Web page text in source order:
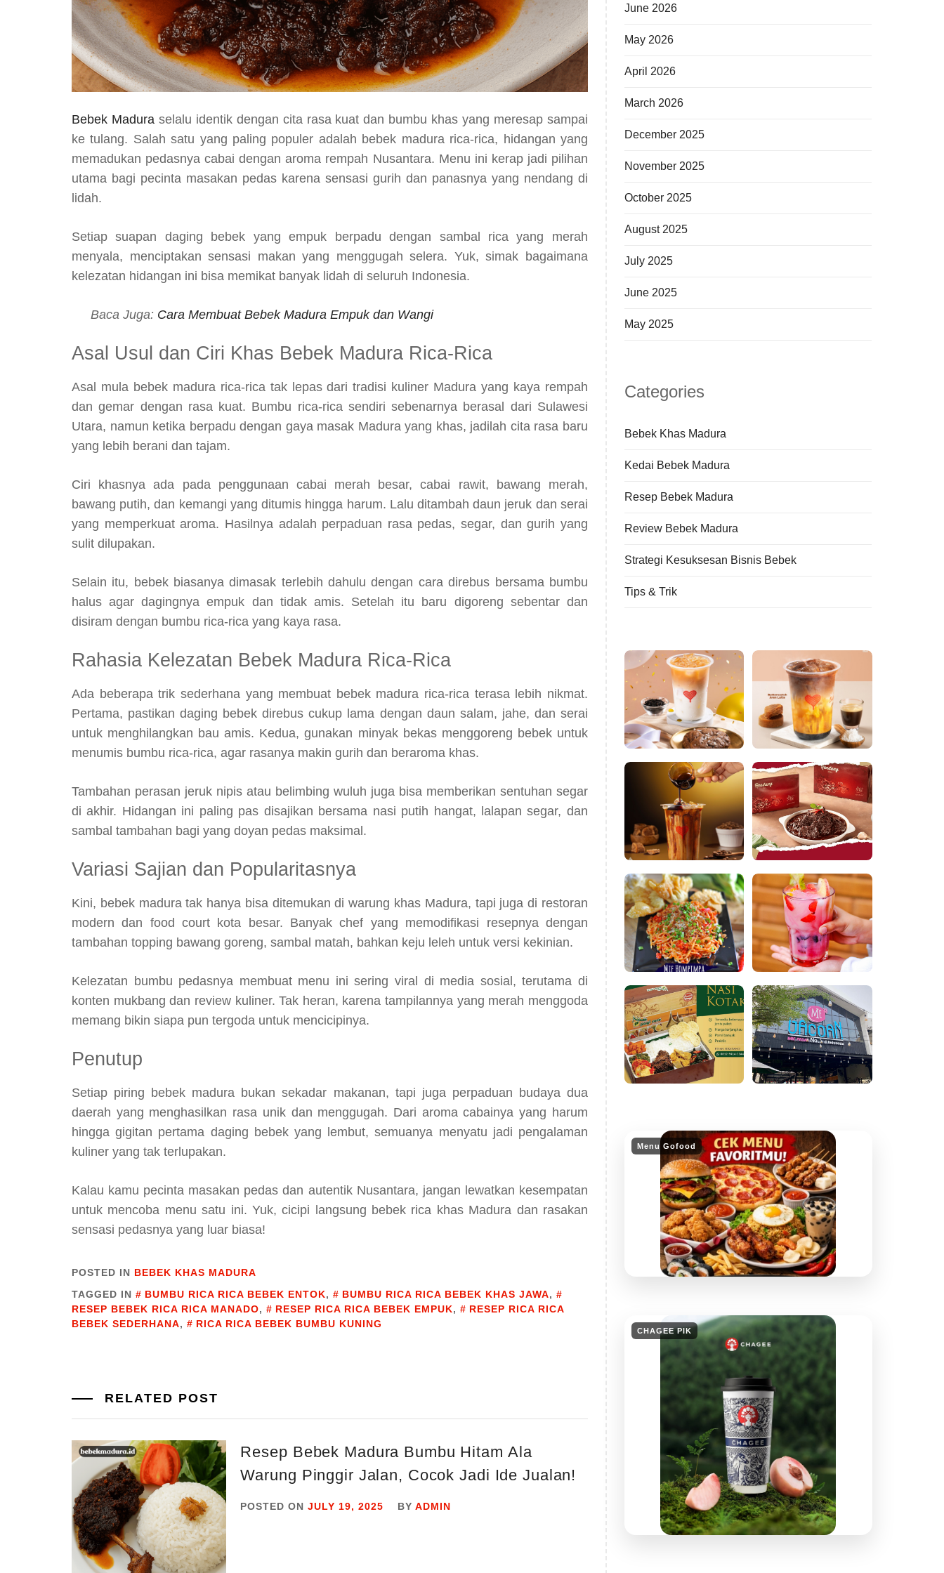
Bebek Madura selalu identik dengan cita rasa kuat dan bumbu khas yang meresap sampai
ke tulang. Salah satu yang paling populer adalah bebek madura rica-rica, hidangan yang
memadukan pedasnya cabai dengan aroma rempah Nusantara. Menu ini kerap jadi pilihan
utama bagi pecinta masakan pedas karena sensasi gurih dan panasnya yang nendang di
lidah.
Setiap suapan daging bebek yang empuk berpadu dengan sambal rica yang merah
menyala, menciptakan sensasi makan yang menggugah selera. Yuk, simak bagaimana
kelezatan hidangan ini bisa memikat banyak lidah di seluruh Indonesia.
Baca Juga: Cara Membuat Bebek Madura Empuk dan Wangi
Asal Usul dan Ciri Khas Bebek Madura Rica-Rica
Asal mula bebek madura rica-rica tak lepas dari tradisi kuliner Madura yang kaya rempah
dan gemar dengan rasa kuat. Bumbu rica-rica sendiri sebenarnya berasal dari Sulawesi
Utara, namun ketika berpadu dengan gaya masak Madura yang khas, jadilah cita rasa baru
yang lebih berani dan tajam.
Ciri khasnya ada pada penggunaan cabai merah besar, cabai rawit, bawang merah,
bawang putih, dan kemangi yang ditumis hingga harum. Lalu ditambah daun jeruk dan serai
yang memperkuat aroma. Hasilnya adalah perpaduan rasa pedas, segar, dan gurih yang
sulit dilupakan.
Selain itu, bebek biasanya dimasak terlebih dahulu dengan cara direbus bersama bumbu
halus agar dagingnya empuk dan tidak amis. Setelah itu baru digoreng sebentar dan
disiram dengan bumbu rica-rica yang kaya rasa.
Rahasia Kelezatan Bebek Madura Rica-Rica
Ada beberapa trik sederhana yang membuat bebek madura rica-rica terasa lebih nikmat.
Pertama, pastikan daging bebek direbus cukup lama dengan daun salam, jahe, dan serai
untuk menghilangkan bau amis. Kedua, gunakan minyak bekas menggoreng bebek untuk
menumis bumbu rica-rica, agar rasanya makin gurih dan beraroma khas.
Tambahan perasan jeruk nipis atau belimbing wuluh juga bisa memberikan sentuhan segar
di akhir. Hidangan ini paling pas disajikan bersama nasi putih hangat, lalapan segar, dan
sambal tambahan bagi yang doyan pedas maksimal.
Variasi Sajian dan Popularitasnya
Kini, bebek madura tak hanya bisa ditemukan di warung khas Madura, tapi juga di restoran
modern dan food court kota besar. Banyak chef yang memodifikasi resepnya dengan
tambahan topping bawang goreng, sambal matah, bahkan keju leleh untuk versi kekinian.
Kelezatan bumbu pedasnya membuat menu ini sering viral di media sosial, terutama di
konten mukbang dan review kuliner. Tak heran, karena tampilannya yang merah menggoda
memang bikin siapa pun tergoda untuk mencicipinya.
Penutup
Setiap piring bebek madura bukan sekadar makanan, tapi juga perpaduan budaya dua
daerah yang menghasilkan rasa unik dan menggugah. Dari aroma cabainya yang harum
hingga gigitan pertama daging bebek yang lembut, semuanya menyatu jadi pengalaman
kuliner yang tak terlupakan.
Kalau kamu pecinta masakan pedas dan autentik Nusantara, jangan lewatkan kesempatan
untuk mencoba menu satu ini. Yuk, cicipi langsung bebek rica khas Madura dan rasakan
sensasi pedasnya yang luar biasa!
POSTED IN BEBEK KHAS MADURA
TAGGED IN
BUMBU RICA RICA BEBEK ENTOK, BUMBU RICA RICA BEBEK KHAS JAWA,
RESEP BEBEK RICA RICA MANADO, RESEP RICA RICA BEBEK EMPUK,
RESEP RICA RICA
BEBEK SEDERHANA, RICA RICA BEBEK BUMBU KUNING
RELATED POST
Resep Bebek Madura Bumbu Hitam Ala
Warung Pinggir Jalan, Cocok Jadi Ide Jualan!
POSTED ONJULY 19, 2025 BYADMIN
June 2026
May 2026
April 2026
March 2026
December 2025
November 2025
October 2025
August 2025
July 2025
June 2025
May 2025
Categories
Bebek Khas Madura
Kedai Bebek Madura
Resep Bebek Madura
Review Bebek Madura
Strategi Kesuksesan Bisnis Bebek
Tips & Trik
Menu Gofood
CHAGEE PIK